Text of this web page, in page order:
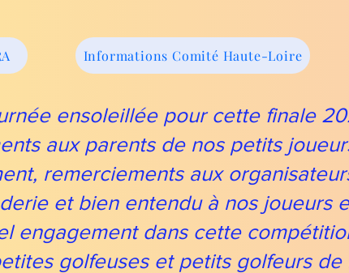
Informations Comité Haute-Loire
ensoleillée pour cette finale
aux parents de nos petits
remerciements aux
et bien entendu à nos joueurs
engagement dans cette
golfeuses et petits golfeurs de